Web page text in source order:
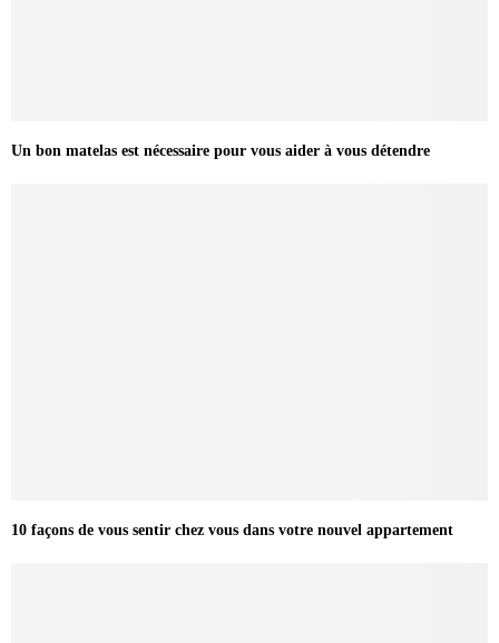
Un bon matelas est nécessaire pour vous aider à vous détendre
10 façons de vous sentir chez vous dans votre nouvel appartement